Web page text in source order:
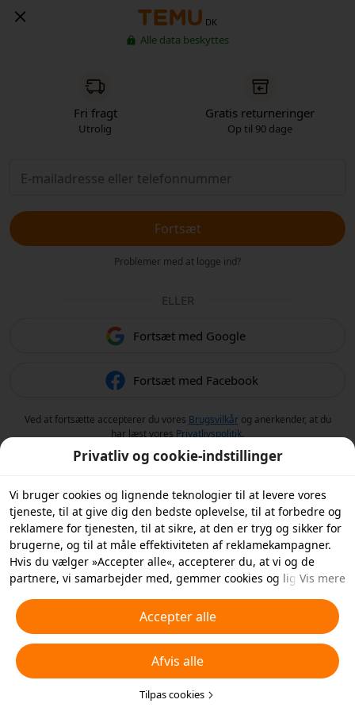
DK
Alle data beskyttes
Fri fragt
Utrolig
Gratis returneringer
Op til 90 dage
Fortsæt
Problemer med at logge ind?
ELLER
Fortsæt med Google
Fortsæt med Facebook
Ved at fortsætte accepterer du vores Brugsvilkårog anerkender, at du
har læst vores Privatlivspolitik.
Privatliv og cookie-indstillinger
Vi bruger cookies og lignende teknologier til at levere vores
tjeneste, til at give dig den bedste oplevelse, til at forbedre og
reklamere for tjenesten, til at sikre, at den er tryg og sikker for
brugerne, og til at måle effektiviteten af reklamekampagner.
Hvis du vælger »Accepter alle«, accepterer du, at vi og de
partnere, vi samarbejder med, gemmer cookies og lignende
»Afvise alle« ikke-essentielle cookies eller vælge, hvilke typer
cookies du vil acceptere eller deaktivere, ved at klikke på
»Tilpas cookies« nedenfor eller når som helst i dine
privatlivsindstillinger. For flere detaljer, se vores
cookies og lignende teknologier.
Vis mere
Accepter alle
Afvis alle
Tilpas cookies